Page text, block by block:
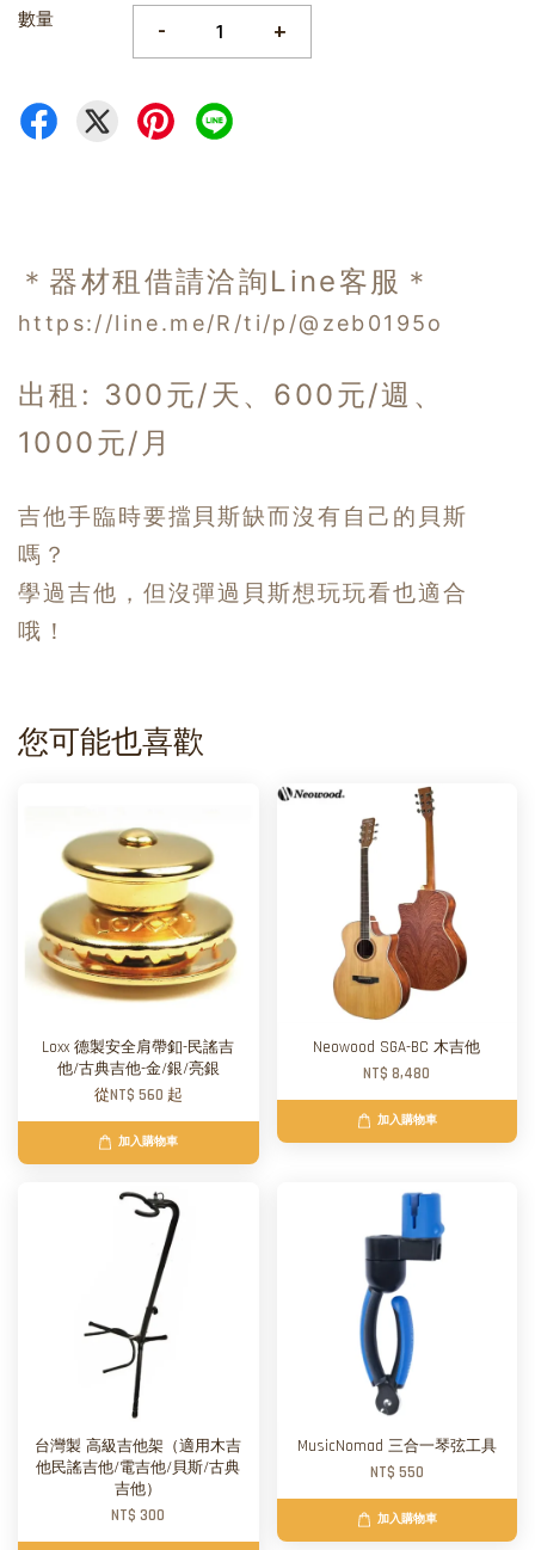
數量 - +
＊器材租借請洽詢Line客服＊
https://line.me/R/ti/p/@zeb0195o
出租: 300元/天、600元/週、
1000元/月
吉他手臨時要擋貝斯缺而沒有自己的貝斯
嗎？
學過吉他，但沒彈過貝斯想玩玩看也適合
哦！
您可能也喜歡
Loxx 德製安全肩帶釦-民謠吉
他/古典吉他-金/銀/亮銀
從NT$ 560 起
加入購物車
Neowood SGA-BC 木吉他
NT$ 8,480
加入購物車
台灣製 高級吉他架（適用木吉
他民謠吉他/電吉他/貝斯/古典
吉他）
NT$ 300
MusicNomad 三合一琴弦工具
NT$ 550
加入購物車